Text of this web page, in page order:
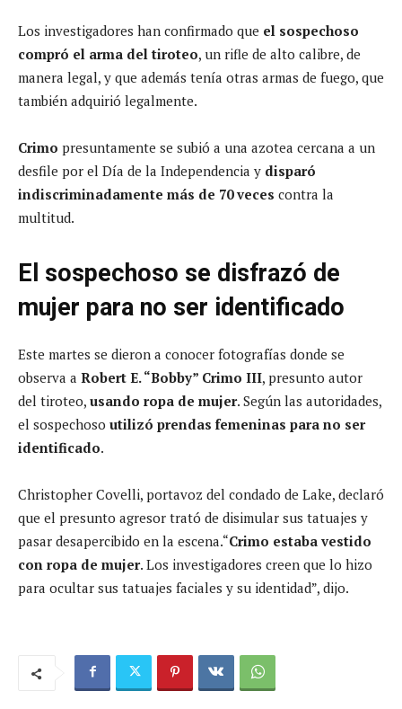
Los investigadores han confirmado que el sospechoso
compró el arma del tiroteo, un rifle de alto calibre, de
manera legal, y que además tenía otras armas de fuego, que
también adquirió legalmente.
Crimo presuntamente se subió a una azotea cercana a un
desfile por el Día de la Independencia y disparó
indiscriminadamente más de 70 veces contra la
multitud.
El sospechoso se disfrazó de
mujer para no ser identificado
Este martes se dieron a conocer fotografías donde se
observa a Robert E. “Bobby” Crimo III, presunto autor
del tiroteo, usando ropa de mujer. Según las autoridades,
el sospechoso utilizó prendas femeninas para no ser
identificado.
Christopher Covelli, portavoz del condado de Lake, declaró
que el presunto agresor trató de disimular sus tatuajes y
pasar desapercibido en la escena.“Crimo estaba vestido
con ropa de mujer. Los investigadores creen que lo hizo
para ocultar sus tatuajes faciales y su identidad”, dijo.